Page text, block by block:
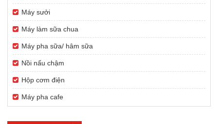
Máy sưởi
Máy làm sữa chua
Máy pha sữa/ hâm sữa
Nồi nấu chậm
Hộp cơm điện
Máy pha cafe